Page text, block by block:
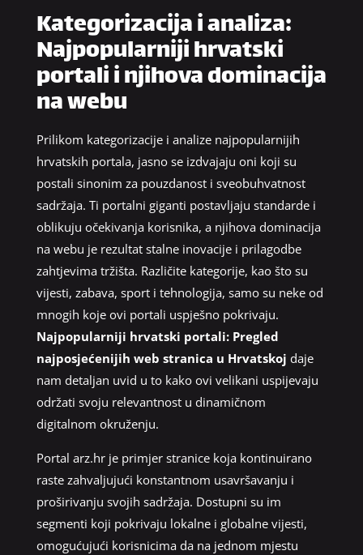
Kategorizacija i analiza:
Najpopularniji hrvatski
portali i njihova dominacija
na webu
Prilikom kategorizacije i analize najpopularnijih
hrvatskih portala, jasno se izdvajaju oni koji su
postali sinonim za pouzdanost i sveobuhvatnost
sadržaja. Ti portalni giganti postavljaju standarde i
oblikuju očekivanja korisnika, a njihova dominacija
na webu je rezultat stalne inovacije i prilagodbe
zahtjevima tržišta. Različite kategorije, kao što su
vijesti, zabava, sport i tehnologija, samo su neke od
mnogih koje ovi portali uspješno pokrivaju.
Najpopularniji hrvatski portali: Pregled
najposjećenijih web stranica u Hrvatskoj daje
nam detaljan uvid u to kako ovi velikani uspijevaju
održati svoju relevantnost u dinamičnom
digitalnom okruženju.
Portal arz.hr je primjer stranice koja kontinuirano
raste zahvaljujući konstantnom usavršavanju i
proširivanju svojih sadržaja. Dostupni su im
segmenti koji pokrivaju lokalne i globalne vijesti,
omogućujući korisnicima da na jednom mjestu